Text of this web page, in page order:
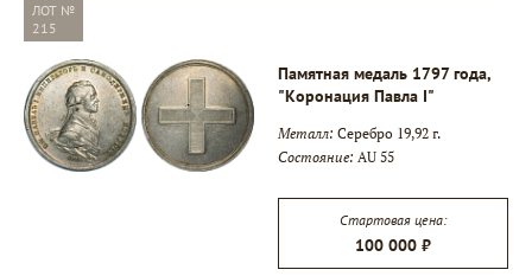
ЛОТ №
215
Памятная медаль 1797 года,
"Коронация Павла I"
Металл: Серебро 19,92 г.
Состояние: AU 55
Стартовая цена:
100 000 ₽